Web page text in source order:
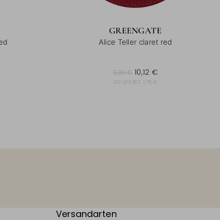
GREENGATE
Alice Teller claret red
11,90 € 10,12 €
DU SPARST: 1,78 €
Versandarten